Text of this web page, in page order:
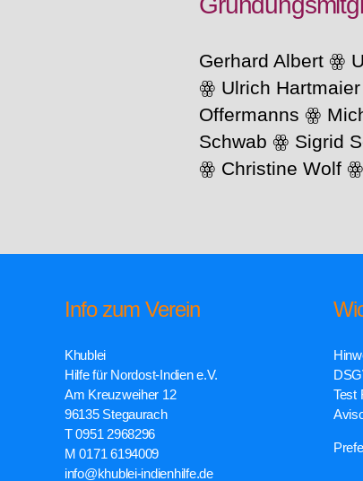
Gerhard Albert ꙮ
ꙮ Ulrich
Offermanns ꙮ
Schwab ꙮ Sigrid
ꙮ Christine Wolf
Info zum Verein
Khublei
Hilfe für Nordost-Indien e.V.
Am Kreuzweiher 12
96135 Stegaurach
T 0951 2968296
M 0171 6194009
info@khublei-indienhilfe.de
Test